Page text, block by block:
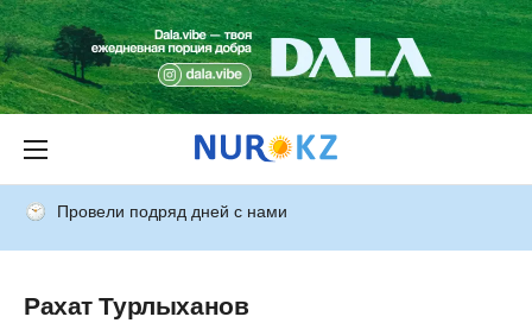
Провели подряд дней с нами
Рахат Турлыханов